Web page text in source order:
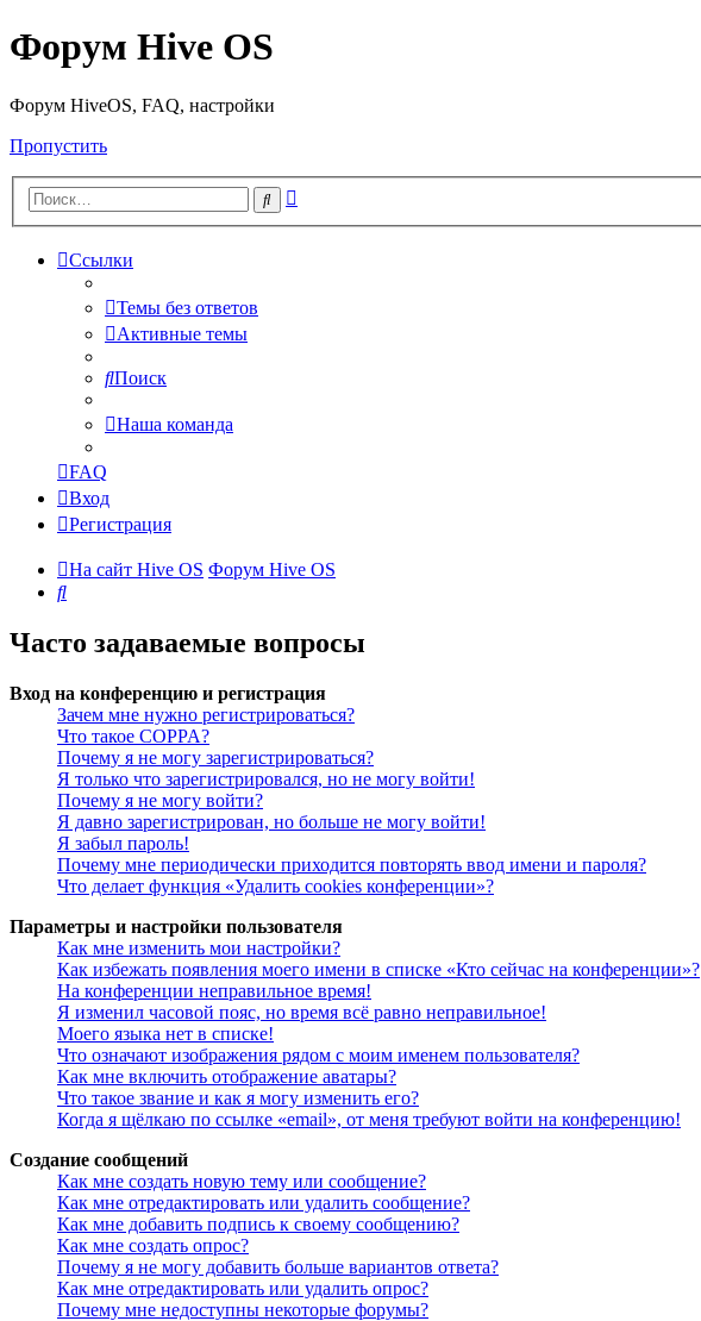
Форум Hive OS
Форум HiveOS, FAQ, настройки
Пропустить
Поиск
Ссылки
Темы без ответов
Активные темы
Поиск
Наша команда
FAQ
Вход
Регистрация
На сайт Hive OS Форум Hive OS
Поиск
Часто задаваемые вопросы
Вход на конференцию и регистрация
Зачем мне нужно регистрироваться?
Что такое COPPA?
Почему я не могу зарегистрироваться?
Я только что зарегистрировался, но не могу войти!
Почему я не могу войти?
Я давно зарегистрирован, но больше не могу войти!
Я забыл пароль!
Почему мне периодически приходится повторять ввод имени и пароля?
Что делает функция «Удалить cookies конференции»?
Параметры и настройки пользователя
Как мне изменить мои настройки?
Как избежать появления моего имени в списке «Кто сейчас на конференции»?
На конференции неправильное время!
Я изменил часовой пояс, но время всё равно неправильное!
Моего языка нет в списке!
Что означают изображения рядом с моим именем пользователя?
Как мне включить отображение аватары?
Что такое звание и как я могу изменить его?
Когда я щёлкаю по ссылке «email», от меня требуют войти на конференцию!
Создание сообщений
Как мне создать новую тему или сообщение?
Как мне отредактировать или удалить сообщение?
Как мне добавить подпись к своему сообщению?
Как мне создать опрос?
Почему я не могу добавить больше вариантов ответа?
Как мне отредактировать или удалить опрос?
Почему мне недоступны некоторые форумы?